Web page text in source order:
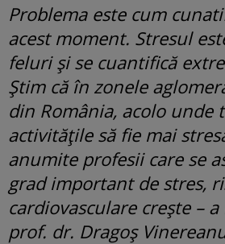
Problema este cum
acest moment. Stresul
feluri și se cuantifică
Știm că în zonele
din România, acolo unde
activitățile să fie mai
anumite profesii care se
grad important de stres,
cardiovasculare crește –
prof. dr. Dragoș